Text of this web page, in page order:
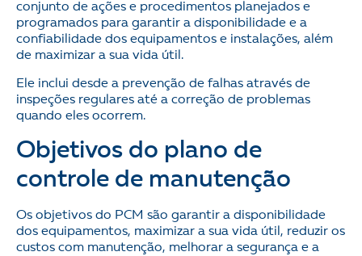
conjunto de ações e procedimentos planejados e
programados para garantir a disponibilidade e a
confiabilidade dos equipamentos e instalações, além
de maximizar a sua vida útil.
Ele inclui desde a prevenção de falhas através de
inspeções regulares até a correção de problemas
quando eles ocorrem.
Objetivos do plano de
controle de manutenção
Os objetivos do PCM são garantir a disponibilidade
dos equipamentos, maximizar a sua vida útil, reduzir os
custos com manutenção, melhorar a segurança e a